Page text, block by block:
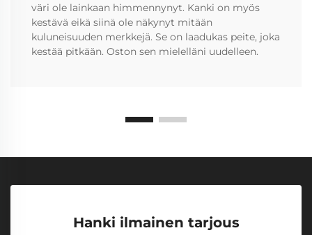
väri ole lainkaan himmennynyt. Kanki on myös
kestävä eikä siinä ole näkynyt mitään
kuluneisuuden merkkejä. Se on laadukas peite, joka
kestää pitkään. Oston sen mielelläni uudelleen.
Hanki ilmainen tarjous